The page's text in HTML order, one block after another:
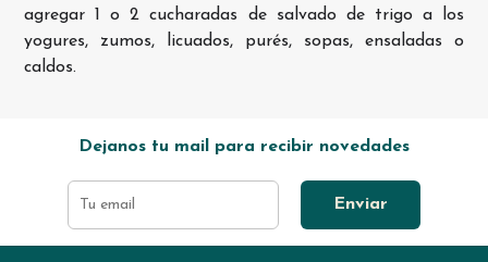
agregar 1 o 2 cucharadas de salvado de trigo a los
yogures, zumos, licuados, purés, sopas, ensaladas o
caldos.
Dejanos tu mail para recibir novedades
Enviar